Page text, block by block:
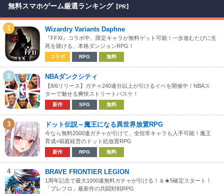
無料スマホゲーム厳選ランキング 【PR】
1 Wizardry Variants Daphne
『FFXI』コラボ中、限定キャラが無料ゲット可能！一歩進むたびに生
死を賭ける、本格ダンジョンRPG！
コラボ RPG 無料
2 NBAダンクシティ
【8/6リリース】ガチャ240連分以上が引けるイベを開催中！NBAス
ターで魅せる爽快ストリートバスケ！
新作 SPG 無料
3 ドット伝説～魔王になる異世界放置RPG
今なら無料2000連ガチャが引けて、全恒常キャラも入手可能！魔王
育成×箱庭経営のドット絵放置RPG
新作 RPG 無料
4 BRAVE FRONTIER LEGION
1周年記念で最大1000連無料ガチャが引ける！＆★5確定スタート！
「ブレフロ」最新作の共闘対戦RPG